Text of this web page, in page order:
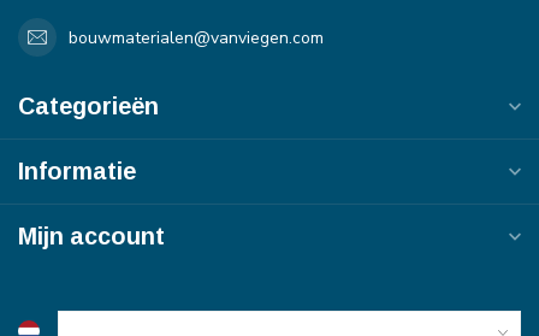
bouwmaterialen@vanviegen.com
Categorieën
Informatie
Mijn account